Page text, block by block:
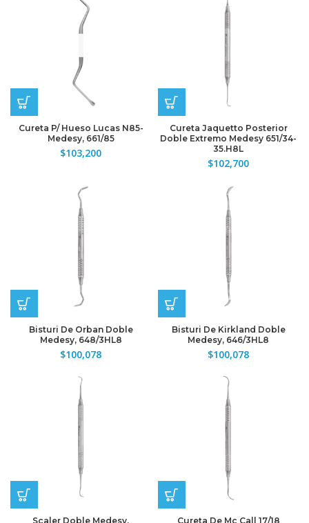
Cureta P/ Hueso Lucas N85-
Medesy, 661/85
$103,200
Cureta Jaquetto Posterior
Doble Extremo Medesy 651/34-
35.H8L
$102,700
Bisturi De Orban Doble
Medesy, 648/3HL8
$100,078
Bisturi De Kirkland Doble
Medesy, 646/3HL8
$100,078
Scaler Doble Medesy,
Cureta De Mc Call 17/18